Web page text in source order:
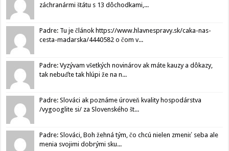
záchranármi štátu s 13 dôchodkami,...
Padre: Tu je článok https://www.hlavnespravy.sk/caka-nas-
cesta-madarska/4440582 o čom v...
Padre: Vyzývam všetkých novinárov ak máte kauzy a dôkazy,
tak nebuďte tak hlúpi že na n...
Padre: Slováci ak poznáme úroveň kvality hospodárstva
/vygooglite si/ za Slovenského št...
Padre: Slováci, Boh žehná tým, čo chcú nielen zmeniť seba ale
menia svojimi dobrými sku...